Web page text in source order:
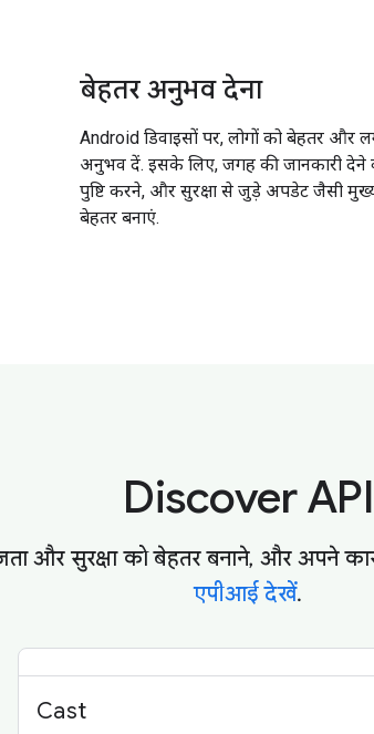
बेहतर अनुभव देना
Android डिवाइसों पर, लोगों को बेहतर और
अनुभव दें. इसके लिए, जगह की जानकारी देने
पुष्टि करने, और सुरक्षा से जुड़े अपडेट जैसी
बेहतर बनाएं.
Discover API
और सुरक्षा को बेहतर बनाने, और अपने
एपीआई देखें.
Cast